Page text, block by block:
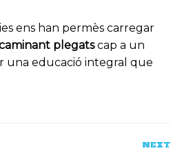
ens han permès carregar
plegatscap a un
una educació integral que
NEXT